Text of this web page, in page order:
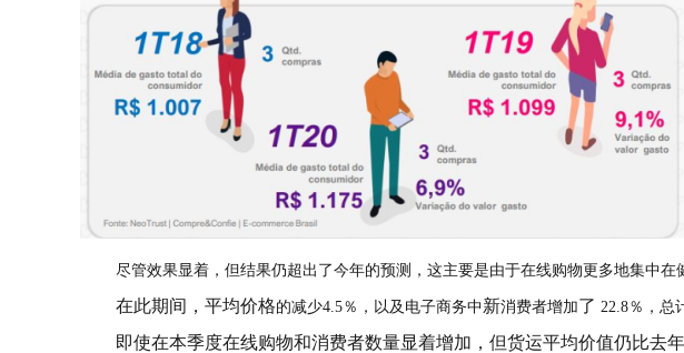
尽管效果显着，但结果仍超出了今年的预测，这主要是由于在线购物更多地集中
在此期间，平均价格的减少4.5％，以及电子商务中新消费者增加了 22.8％，总
即使在本季度在线购物和消费者数量显着增加，但货运平均价值仍比去年